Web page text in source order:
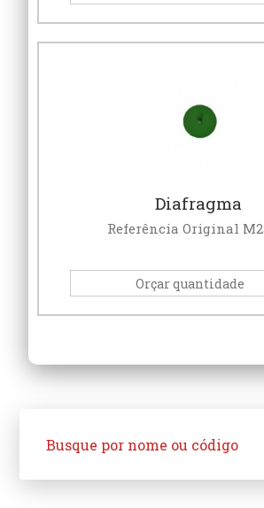
Diafragma
Referência Original